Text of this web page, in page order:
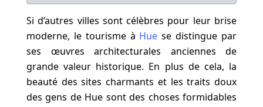
Si d’autres villes sont célèbres pour leur brise
moderne, le tourisme à Hue se distingue par
ses œuvres architecturales anciennes de
grande valeur historique. En plus de cela, la
beauté des sites charmants et les traits doux
des gens de Hue sont des choses formidables